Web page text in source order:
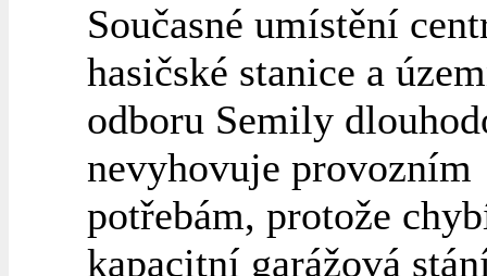
Současné umístění
hasičské stanice a
odboru Semily
nevyhovuje provozním
potřebám, protože
kapacitní garážová